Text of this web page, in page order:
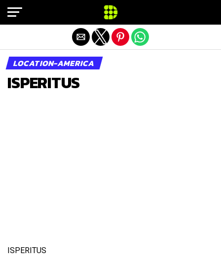
LOCATION-AMERICA
ISPERITUS
ISPERITUS
Exit mobile version